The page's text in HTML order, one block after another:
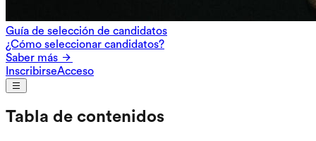
Guía de selección de candidatos
¿Cómo seleccionar candidatos?
Saber más
InscribirseAcceso
Tabla de contenidos